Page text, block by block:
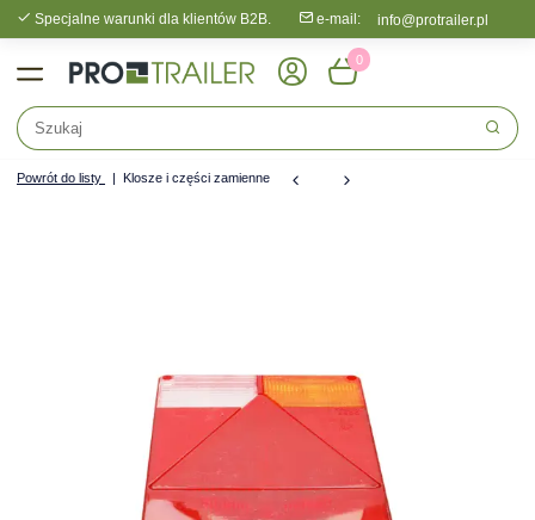
Specjalne warunki dla klientów B2B. e-mail: info@protrailer.pl
0
Powrót do listy Klosze i części zamienne